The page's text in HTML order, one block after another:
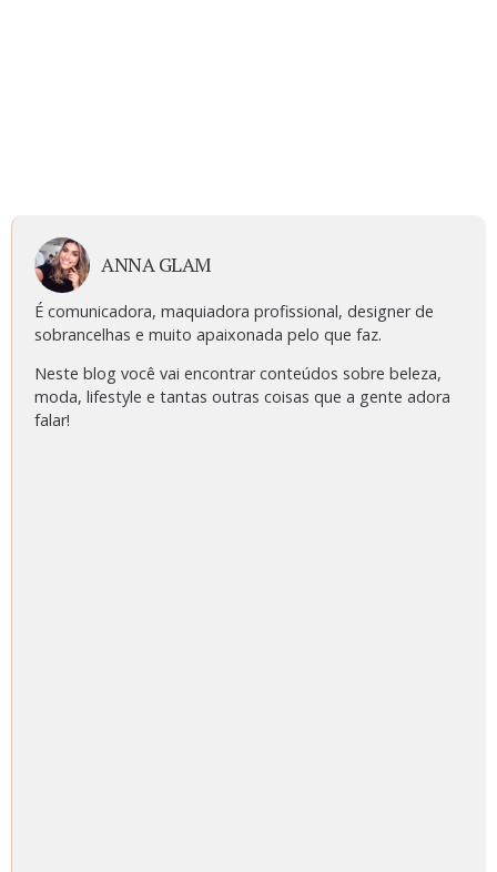
ANNA GLAM
É comunicadora, maquiadora profissional, designer de
sobrancelhas e muito apaixonada pelo que faz.
Neste blog você vai encontrar conteúdos sobre beleza,
moda, lifestyle e tantas outras coisas que a gente adora
falar!